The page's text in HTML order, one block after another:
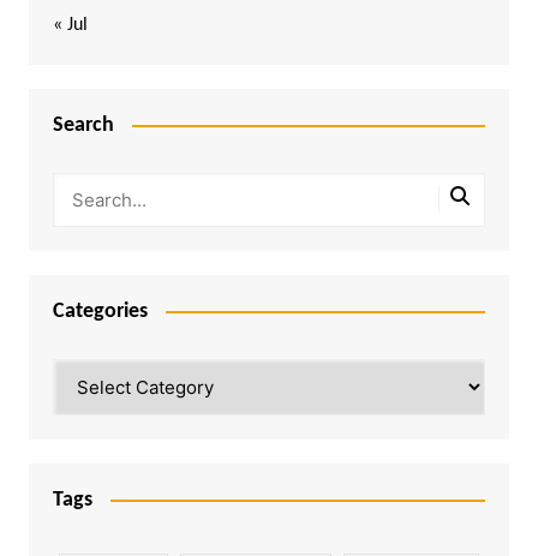
« Jul
Search
Categories
Tags